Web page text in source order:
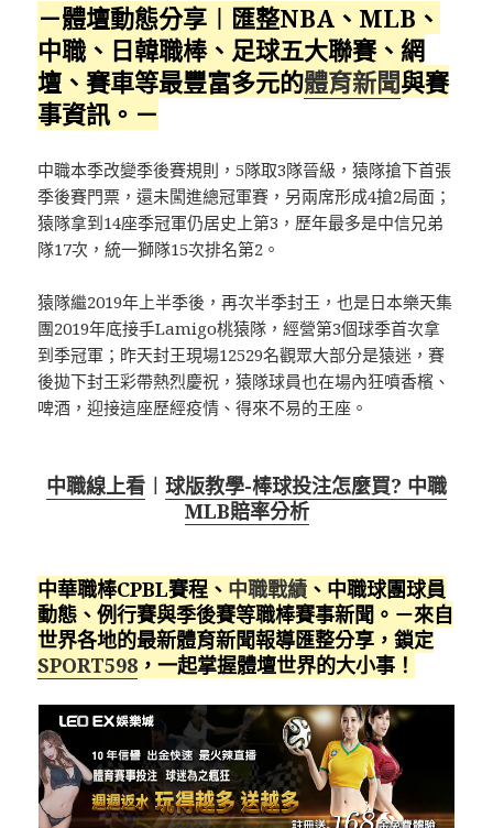
－體壇動態分享︱匯整NBA、MLB、
中職、日韓職棒、足球五大聯賽、網
壇、賽車等最豐富多元的體育新聞與賽
事資訊。－
中職本季改變季後賽規則，5隊取3隊晉級，猿隊搶下首張
季後賽門票，還未闖進總冠軍賽，另兩席形成4搶2局面；
猿隊拿到14座季冠軍仍居史上第3，歷年最多是中信兄弟
隊17次，統一獅隊15次排名第2。
猿隊繼2019年上半季後，再次半季封王，也是日本樂天集
團2019年底接手Lamigo桃猿隊，經營第3個球季首次拿
到季冠軍；昨天封王現場12529名觀眾大部分是猿迷，賽
後拋下封王彩帶熱烈慶祝，猿隊球員也在場內狂噴香檳、
啤酒，迎接這座歷經疫情、得來不易的王座。
中職線上看 ︱ 球版教學-棒球投注怎麼買? 中職
MLB賠率分析
中華職棒CPBL賽程、 中職戰績 、中職球團球員
動態、例行賽與季後賽等職棒賽事新聞。－來自
世界各地的最新體育新聞報導匯整分享，鎖定
SPORT598 ，一起掌握體壇世界的大小事！